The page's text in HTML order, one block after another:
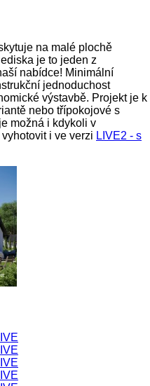
na malé plochě
je to jeden z
nabídce! Minimální
jednoduchost
výstavbě. Projekt je k
nebo třípokojové s
možná i kdykoli v
i ve verzi LIVE2 - s